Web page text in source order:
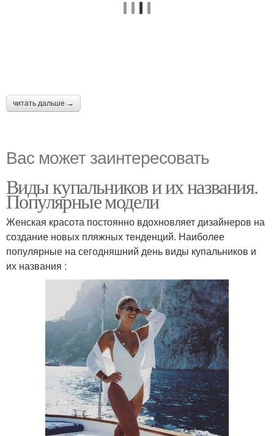
читать дальше →
Вас может заинтересовать
Виды купальников и их названия.
Популярные модели
Женская красота постоянно вдохновляет дизайнеров на
создание новых пляжных тенденций. Наиболее
популярные на сегодняшний день виды купальников и
их названия :